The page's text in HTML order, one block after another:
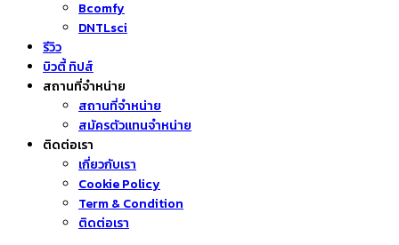
Bcomfy
DNTLsci
รีวิว
บิวตี้ ทิปส์
สถานที่จำหน่าย
สถานที่จำหน่าย
สมัครตัวแทนจำหน่าย
ติดต่อเรา
เกี่ยวกับเรา
Cookie Policy
Term & Condition
ติดต่อเรา